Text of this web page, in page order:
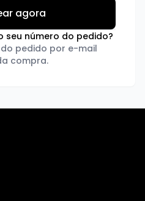
seu número do pedido?
do pedido por e-mail
compra.